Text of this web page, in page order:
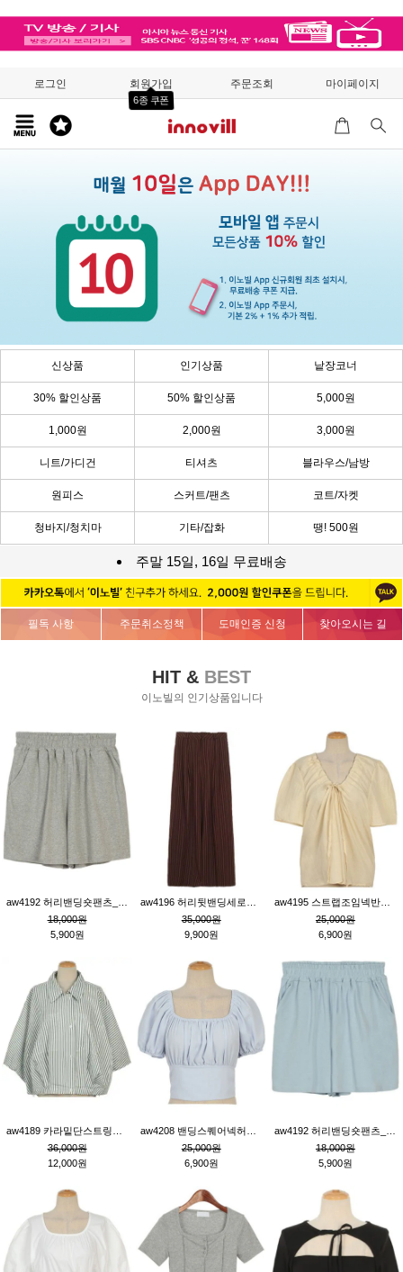
로그인 회원가입
6종 쿠폰
주문조회 마이페이지
신상품 인기상품 낱장코너
30% 할인상품 50% 할인상품 5,000원
1,000원 2,000원 3,000원
니트/가디건 티셔츠 블라우스/남방
원피스 스커트/팬츠 코트/자켓
청바지/청치마 기타/잡화 땡! 500원
주말 15일, 16일 무료배송
필독 사항 주문취소정책 도매인증 신청 찾아오시는 길
HIT & BEST
이노빌의 인기상품입니다
18,000원
5,900원
35,000원
9,900원
25,000원
6,900원
36,000원
12,000원
25,000원
6,900원
18,000원
5,900원